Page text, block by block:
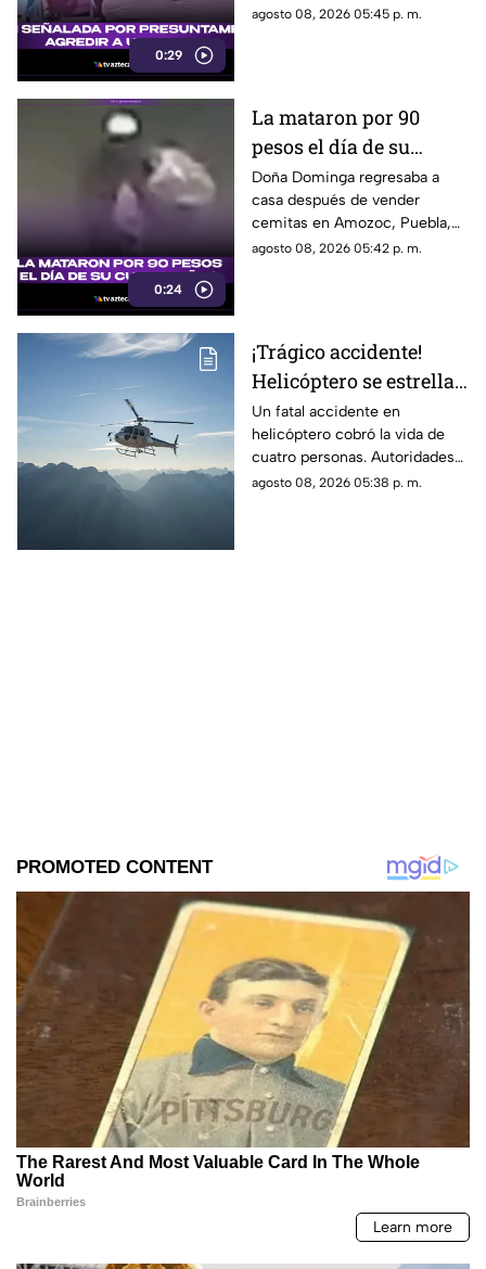
0:29
agredir a un pequeño pony.
agosto 08, 2026 05:45 p. m.
0:24
La mataron por 90
pesos el día de su
cumpleaños; Este es el
caso de Doña Dominga
Doña Dominga regresaba a
casa después de vender
cemitas en Amozoc, Puebla,
cuando presuntamente un
agosto 08, 2026 05:42 p. m.
¡Trágico accidente!
Helicóptero se estrella
en zona boscosa y
mueren cuatro
personas
Un fatal accidente en
helicóptero cobró la vida de
cuatro personas. Autoridades
confirmaron que la aeronave
agosto 08, 2026 05:38 p. m.